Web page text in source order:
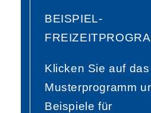
BEISPIEL-
Klicken Sie auf das
Musterprogramm
Beispiele für